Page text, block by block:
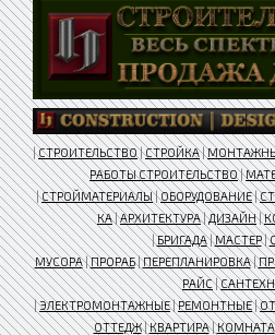
|СТРОИТЕЛЬСТВО|СТРОЙКА|
РАБОТЫ СТРОИТЕЛЬСТВО|
|СТРОЙМАТЕРИАЛЫ|ОБОРУДОВАНИЕ|
КА|АРХИТЕКТУРА|ДИЗАЙН|
|БРИГАДА|МАСТЕР|
МУСОРА|ПРОРАБ|ПЕРЕПЛАНИРОВКА|
РАЙС|
|ЭЛЕКТРОМОНТАЖНЫЕ|РЕМОНТНЫЕ|
ОТТЕДЖ|КВАРТИРА|КОМНАТА